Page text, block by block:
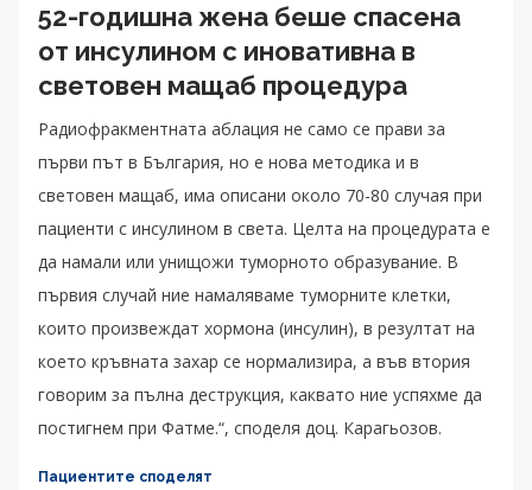
52-годишна жена беше спасена
от инсулином с иновативна в
световен мащаб процедура
Радиофракментната аблация не само се прави за
първи път в България, но е нова методика и в
световен мащаб, има описани около 70-80 случая при
пациенти с инсулином в света. Целта на процедурата е
да намали или унищожи туморното образувание. В
първия случай ние намаляваме туморните клетки,
които произвеждат хормона (инсулин), в резултат на
което кръвната захар се нормализира, а във втория
говорим за пълна деструкция, каквато ние успяхме да
постигнем при Фатме.“, споделя доц. Карагьозов.
Пациентите споделят